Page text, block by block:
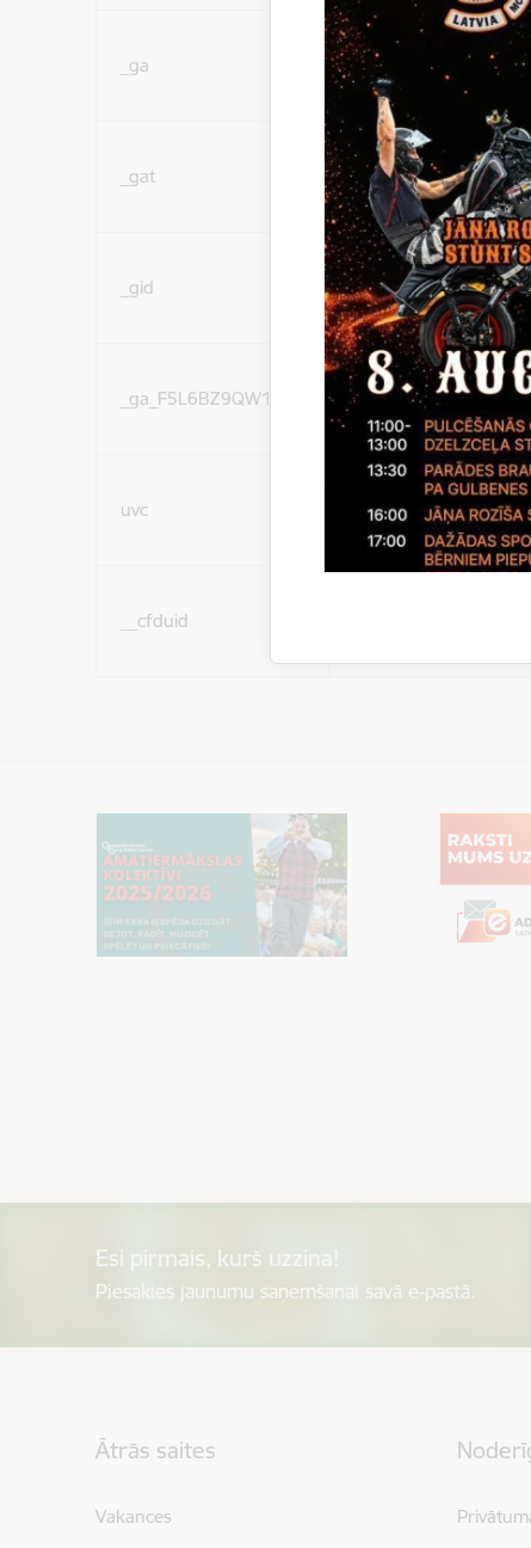
_ga
Statistikas sīkdatnes
lai uzlabotu vietnes
pakalpojumus)
_gat
Statistikas sīkdatnes
lai uzlabotu vietnes
pakalpojumus)
_gid
Statistikas sīkdatnes
lai uzlabotu vietnes
pakalpojumus)
_ga_F5L6BZ9QW1
Statistikas sīkdatnes
lai uzlabotu vietnes
pakalpojumus)
uvc
Sociālo mediju
(nepieciešamas, lai
ar saturu sociālajos
__cfduid
Esi pirmais, kurš uzzina!
Piesakies jaunumu saņemšanai savā e-pastā.
Ātrās saites
Vakances